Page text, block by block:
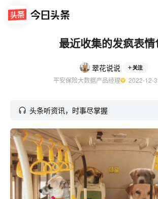
最近收集的发疯表情
翠花说说 关注
平安保险大数据产品经理
2022-12-
头条听资讯，时事尽掌握